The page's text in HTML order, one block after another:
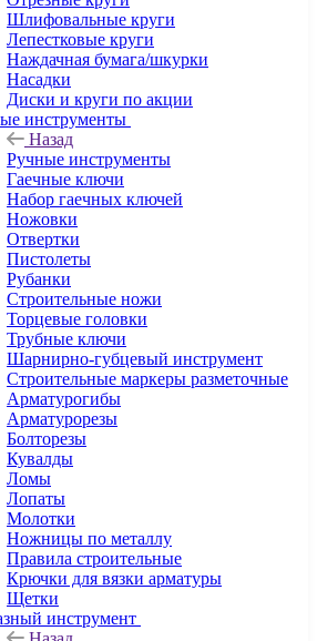
Шлифовальные круги
Лепестковые круги
Наждачная бумага/шкурки
Насадки
Диски и круги по акции
инструменты
Назад
Ручные инструменты
Гаечные ключи
Набор гаечных ключей
Ножовки
Отвертки
Пистолеты
Рубанки
Строительные ножи
Торцевые головки
Трубные ключи
Шарнирно-губцевый инструмент
Строительные маркеры разметочные
Арматурогибы
Арматурорезы
Болторезы
Кувалды
Ломы
Лопаты
Молотки
Ножницы по металлу
Правила строительные
Крючки для вязки арматуры
Щетки
инструмент